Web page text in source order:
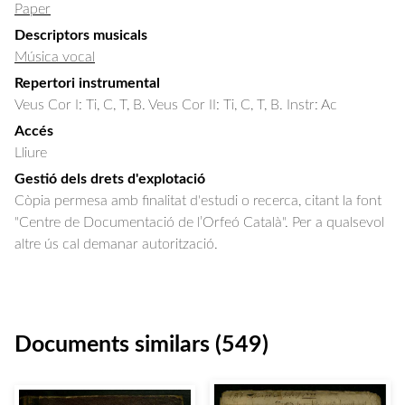
Paper
Descriptors musicals
Música vocal
Repertori instrumental
Veus Cor I: Ti, C, T, B. Veus Cor II: Ti, C, T, B. Instr: Ac
Accés
Lliure
Gestió dels drets d'explotació
Còpia permesa amb finalitat d'estudi o recerca, citant la font
"Centre de Documentació de l’Orfeó Català". Per a qualsevol
altre ús cal demanar autorització.
Documents similars (549)